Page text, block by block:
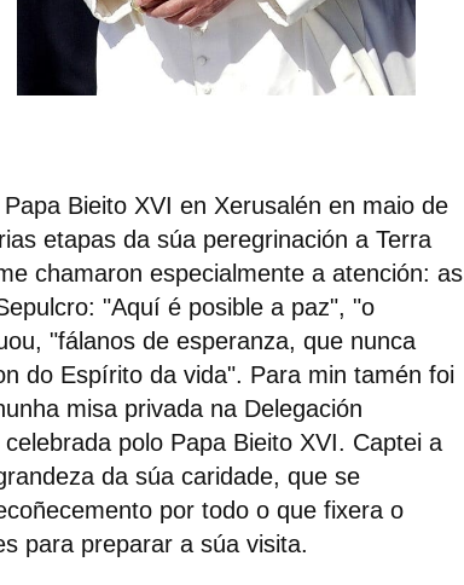
Bieito XVI en Xerusalén en maio de
etapas da súa peregrinación a Terra
chamaron especialmente a atención: as
"Aquí é posible a paz", "o
"fálanos de esperanza, que nunca
do Espírito da vida". Para min tamén foi
misa privada na Delegación
polo Papa Bieito XVI. Captei a
da súa caridade, que se
por todo o que fixera o
para preparar a súa visita.